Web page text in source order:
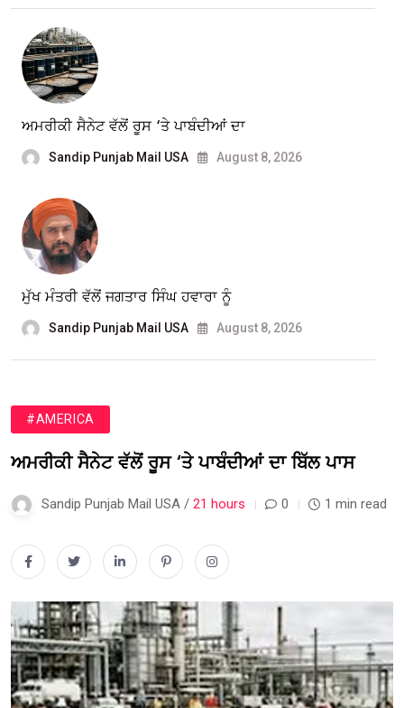
ਅਮਰੀਕੀ ਸੈਨੇਟ ਵੱਲੋਂ ਰੂਸ ‘ਤੇ ਪਾਬੰਦੀਆਂ ਦਾ
Sandip Punjab Mail USA August 8, 2026
ਮੁੱਖ ਮੰਤਰੀ ਵੱਲੋਂ ਜਗਤਾਰ ਸਿੰਘ ਹਵਾਰਾ ਨੂੰ
Sandip Punjab Mail USA August 8, 2026
#AMERICA
ਅਮਰੀਕੀ ਸੈਨੇਟ ਵੱਲੋਂ ਰੂਸ ‘ਤੇ ਪਾਬੰਦੀਆਂ ਦਾ ਬਿੱਲ ਪਾਸ
Sandip Punjab Mail USA / 21 hours 0 1 min read